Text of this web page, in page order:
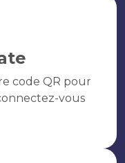
code QR pour
vous